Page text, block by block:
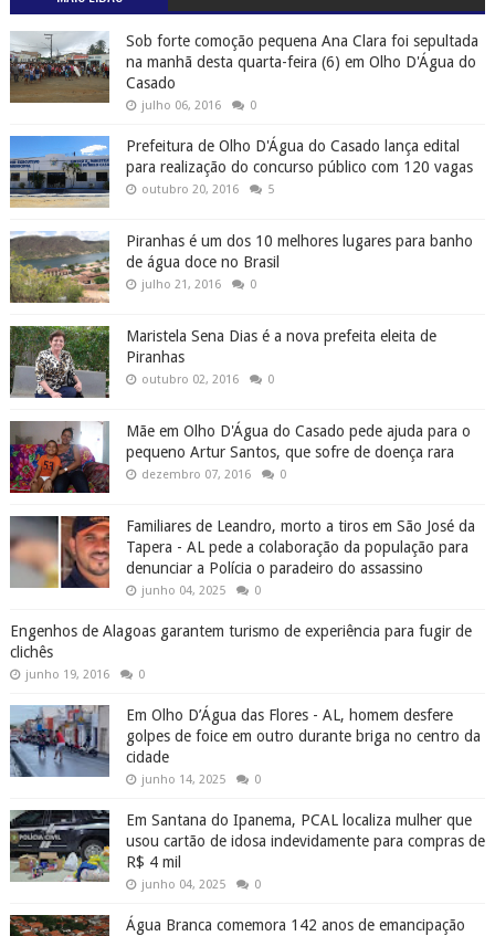
Sob forte comoção pequena Ana Clara foi sepultada
na manhã desta quarta-feira (6) em Olho D'Água do
Casado
julho 06, 2016 0
Prefeitura de Olho D'Água do Casado lança edital
para realização do concurso público com 120 vagas
outubro 20, 2016 5
Piranhas é um dos 10 melhores lugares para banho
de água doce no Brasil
julho 21, 2016 0
Maristela Sena Dias é a nova prefeita eleita de
Piranhas
outubro 02, 2016 0
Mãe em Olho D'Água do Casado pede ajuda para o
pequeno Artur Santos, que sofre de doença rara
dezembro 07, 2016 0
Familiares de Leandro, morto a tiros em São José da
Tapera - AL pede a colaboração da população para
denunciar a Polícia o paradeiro do assassino
junho 04, 2025 0
Engenhos de Alagoas garantem turismo de experiência para fugir de
clichês
junho 19, 2016 0
Em Olho D’Água das Flores - AL, homem desfere
golpes de foice em outro durante briga no centro da
cidade
junho 14, 2025 0
Em Santana do Ipanema, PCAL localiza mulher que
usou cartão de idosa indevidamente para compras de
R$ 4 mil
junho 04, 2025 0
Água Branca comemora 142 anos de emancipação